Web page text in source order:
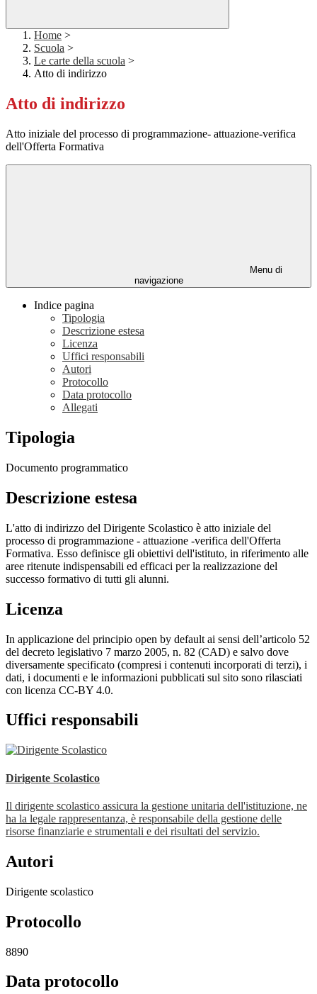
Home >
Scuola >
Le carte della scuola >
Atto di indirizzo
Atto di indirizzo
Atto iniziale del processo di programmazione- attuazione-verifica
dell'Offerta Formativa
Menu di
navigazione
Indice pagina
Tipologia
Descrizione estesa
Licenza
Uffici responsabili
Autori
Protocollo
Data protocollo
Allegati
Tipologia
Documento programmatico
Descrizione estesa
L'atto di indirizzo del Dirigente Scolastico è atto iniziale del
processo di programmazione - attuazione -verifica dell'Offerta
Formativa. Esso definisce gli obiettivi dell'istituto, in riferimento alle
aree ritenute indispensabili ed efficaci per la realizzazione del
successo formativo di tutti gli alunni.
Licenza
In applicazione del principio open by default ai sensi dell’articolo 52
del decreto legislativo 7 marzo 2005, n. 82 (CAD) e salvo dove
diversamente specificato (compresi i contenuti incorporati di terzi), i
dati, i documenti e le informazioni pubblicati sul sito sono rilasciati
con licenza CC-BY 4.0.
Uffici responsabili
Dirigente Scolastico
Il dirigente scolastico assicura la gestione unitaria dell'istituzione, ne
ha la legale rappresentanza, è responsabile della gestione delle
risorse finanziarie e strumentali e dei risultati del servizio.
Autori
Dirigente scolastico
Protocollo
8890
Data protocollo